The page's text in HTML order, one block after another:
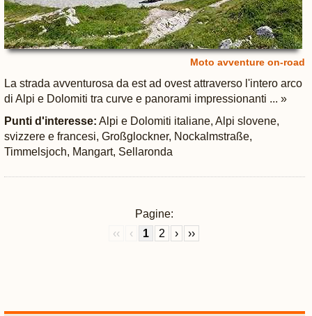
Moto avventure on-road
La strada avventurosa da est ad ovest attraverso l'intero arco
di Alpi e Dolomiti tra curve e panorami impressionanti ... »
Punti d'interesse: Alpi e Dolomiti italiane, Alpi slovene,
svizzere e francesi, Großglockner, Nockalmstraße,
Timmelsjoch, Mangart, Sellaronda
Pagine:
‹‹
‹ 1 2 › ››